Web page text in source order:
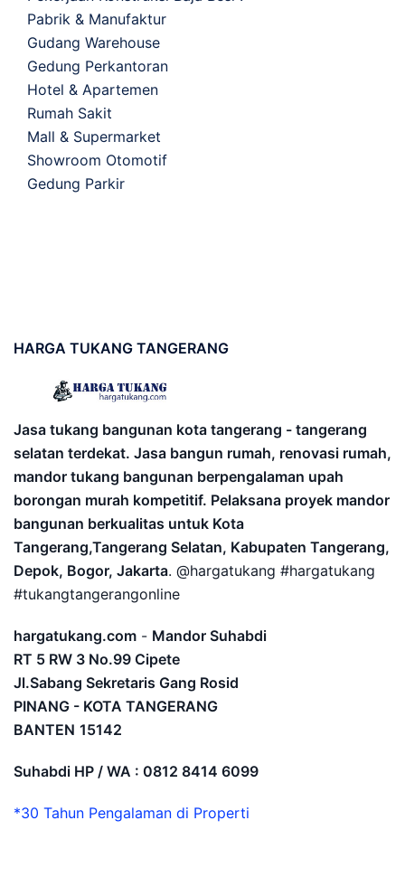
Pabrik & Manufaktur
Gudang Warehouse
Gedung Perkantoran
Hotel & Apartemen
Rumah Sakit
Mall & Supermarket
Showroom Otomotif
Gedung Parkir
HARGA TUKANG TANGERANG
Jasa tukang bangunan kota tangerang - tangerang
selatan terdekat. Jasa bangun rumah, renovasi rumah,
mandor tukang bangunan berpengalaman upah
borongan murah kompetitif. Pelaksana proyek mandor
bangunan berkualitas untuk Kota
Tangerang,Tangerang Selatan, Kabupaten Tangerang,
Depok, Bogor, Jakarta. @hargatukang #hargatukang
#tukangtangerangonline
hargatukang.com - Mandor Suhabdi
RT 5 RW 3 No.99 Cipete
Jl.Sabang Sekretaris Gang Rosid
PINANG - KOTA TANGERANG
BANTEN 15142
Suhabdi HP / WA : 0812 8414 6099
*30 Tahun Pengalaman di Properti